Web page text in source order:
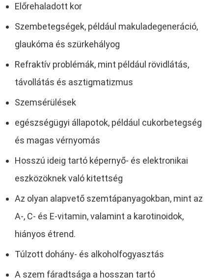
Előrehaladott kor
Szembetegségek, például makuladegeneráció,
glaukóma és szürkehályog
Refraktív problémák, mint például rövidlátás,
távollátás és asztigmatizmus
Szemsérülések
egészségügyi állapotok, például cukorbetegség
és magas vérnyomás
Hosszú ideig tartó képernyő- és elektronikai
eszközöknek való kitettség
Az olyan alapvető szemtápanyagokban, mint az
A-, C- és E-vitamin, valamint a karotinoidok,
hiányos étrend.
Túlzott dohány- és alkoholfogyasztás
A szem fáradtsága a hosszan tartó